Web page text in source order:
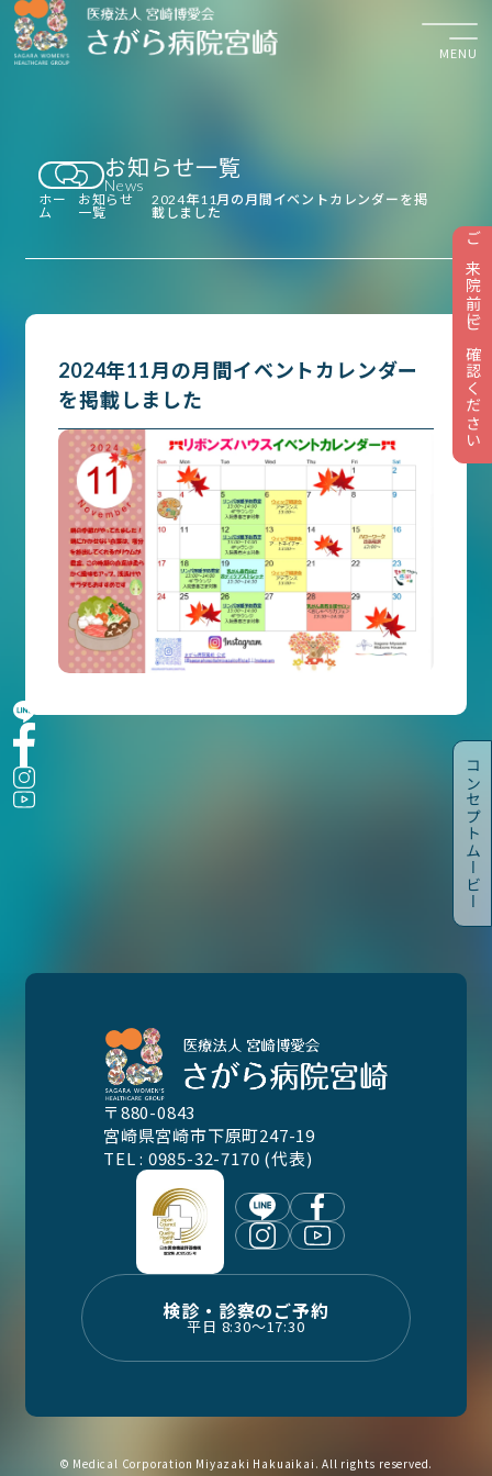
検診・診察のご予約
検診について
診療のご案内
外来受診
入院・面会
乳がんトータルケア
医療関係者の方へ
宮崎博愛会について
院内を知る・見る
交通アクセス
MENU
ご来院前にご確認ください
コンセプトムービー
お知らせ一覧
News
ホー
ム
お知らせ
一覧
2024年11月の月間イベントカレンダーを掲
載しました
2024年11月の月間イベントカレンダー
を掲載しました
〒880-0843
宮崎県宮崎市下原町247-19
TEL : 0985-32-7170 (代表)
検診・診察のご予約
平日 8:30〜17:30
© Medical Corporation Miyazaki Hakuaikai. All rights reserved.